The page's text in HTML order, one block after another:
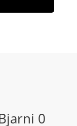
0